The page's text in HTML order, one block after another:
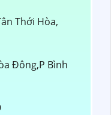
Thới Hòa,
Đông,P Bình